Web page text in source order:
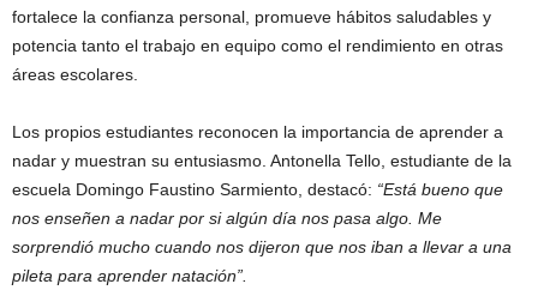
fortalece la confianza personal, promueve hábitos saludables y
potencia tanto el trabajo en equipo como el rendimiento en otras
áreas escolares.
Los propios estudiantes reconocen la importancia de aprender a
nadar y muestran su entusiasmo. Antonella Tello, estudiante de la
escuela Domingo Faustino Sarmiento, destacó: “Está bueno que
nos enseñen a nadar por si algún día nos pasa algo. Me
sorprendió mucho cuando nos dijeron que nos iban a llevar a una
pileta para aprender natación”.